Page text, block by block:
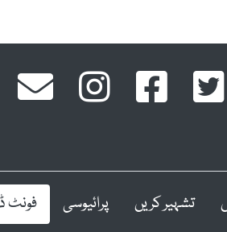
تشہیر کریں پرائیوسی فونٹ